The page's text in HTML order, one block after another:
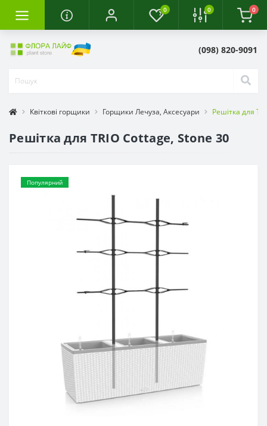
0 0 0
(098) 820-9091
Квіткові горщики Горщики Лечуза, Аксесуари Решітка для
Решітка для TRIO Cottage, Stone 30
Популярний